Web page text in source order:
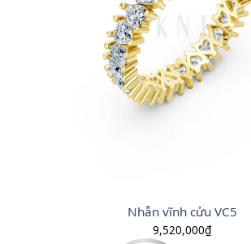
Nhẫn vĩnh cửu VC5
9,520,000₫